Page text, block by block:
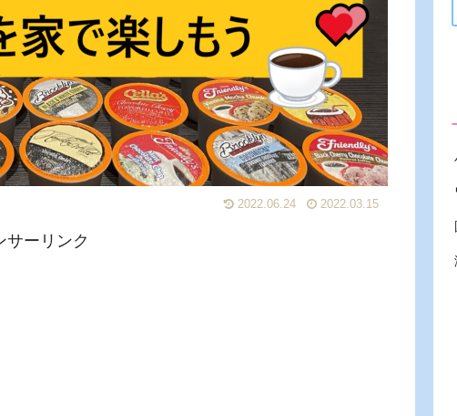
2022.06.24 2022.03.15
サーリンク